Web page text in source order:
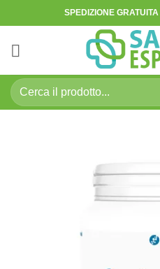
ai
contenuti
SPEDIZIONE GRATUITA
Cerca: